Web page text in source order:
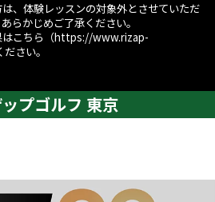
、体験レッスンの対象外とさせていただ
らかじめご了承ください。
こちら（https://www.rizap-
さい。
プゴルフ 東京